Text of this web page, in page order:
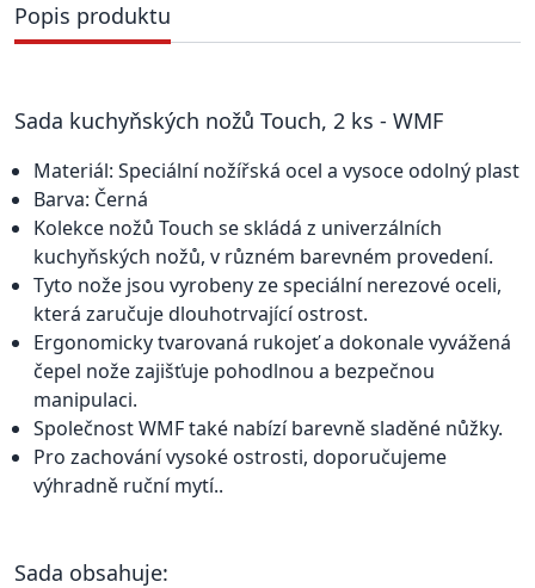
Popis produktu
Sada kuchyňských nožů Touch, 2 ks - WMF
Materiál: Speciální nožířská ocel a vysoce odolný plast
Barva: Černá
Kolekce nožů Touch se skládá z univerzálních
kuchyňských nožů, v různém barevném provedení.
Tyto nože jsou vyrobeny ze speciální nerezové oceli,
která zaručuje dlouhotrvající ostrost.
Ergonomicky tvarovaná rukojeť a dokonale vyvážená
čepel nože zajišťuje pohodlnou a bezpečnou
manipulaci.
Společnost WMF také nabízí barevně sladěné nůžky.
Pro zachování vysoké ostrosti, doporučujeme
výhradně ruční mytí..
Sada obsahuje: